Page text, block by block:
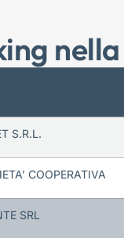
S.R.L.
COOPERATIVA
SRL